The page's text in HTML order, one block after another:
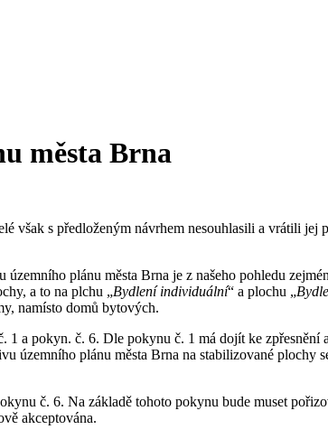
města Brna
však s předloženým návrhem nesouhlasili a vrátili jej
plánu města Brna je z našeho pohledu
a to na plchu „Bydlení individuální“ a plochu „
namísto domů bytových.
a pokyn. č. 6. Dle pokynu č. 1 má dojít ke zpřesnění
územního plánu města Brna na stabilizované plochy
č. 6. Na základě tohoto pokynu bude muset
akceptována.